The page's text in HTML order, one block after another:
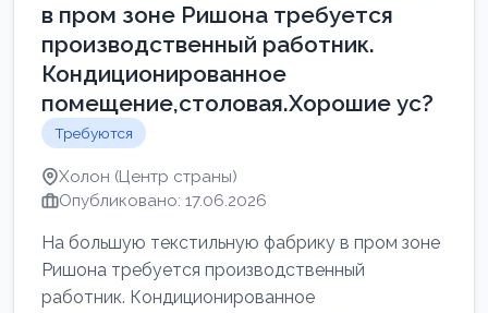
в пром зоне Ришона требуется
производственный работник.
Кондиционированное
помещение,столовая.Хорошие ус?
Требуются
Холон (Центр страны)
Опубликовано: 17.06.2026
На большую текстильную фабрику в пром зоне
Ришона требуется производственный
работник. Кондиционированное